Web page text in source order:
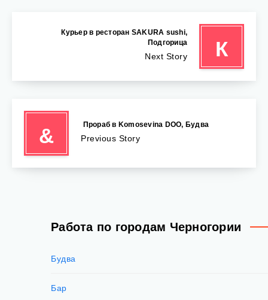
К
Курьер в ресторан SAKURA sushi,
Подгорица
Next Story
& ️ Прораб в Komosevina DOO, Будва
Previous Story
Работа по городам Черногории
Будва
Бар